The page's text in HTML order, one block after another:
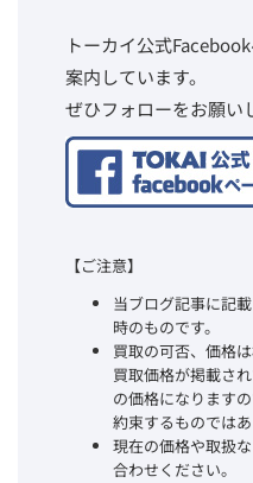
トーカイ公式
案内しています。
ぜひフォローをお願い
【ご注意】
当ブログ記事に記
時のものです。
買取の可否、価格
買取価格が掲載さ
の価格になります
約束するものではあ
現在の価格や取扱
合わせください。